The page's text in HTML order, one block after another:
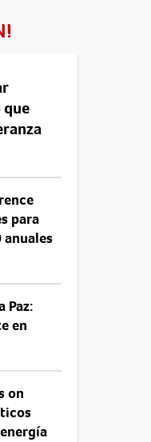
para
anuales
Paz:
en
on